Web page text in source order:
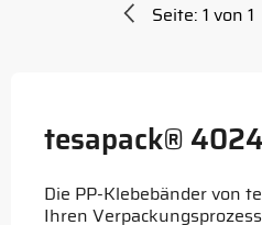
Seite: 1 von 1
tesapack®
Die PP-Klebebänder von
Ihren